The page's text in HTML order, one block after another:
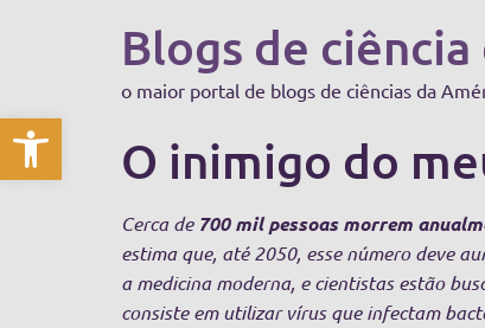
Abrir a barra de ferramentas
Blogs de
o maior portal de blogs de ciências da
O inimigo do
Cerca de 700 mil pessoas morrem
estima que, até 2050, esse número deve
a medicina moderna, e cientistas estão
consiste em utilizar vírus que infectam